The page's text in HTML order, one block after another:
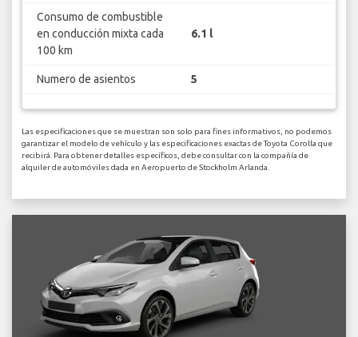
Consumo de combustible
en conducción mixta cada
100 km
6.1 l
Numero de asientos 5
Las especificaciones que se muestran son solo para fines informativos, no podemos
garantizar el modelo de vehículo y las especificaciones exactas de Toyota Corolla que
recibirá. Para obtener detalles específicos, debe consultar con la compañía de
alquiler de automóviles dada en Aeropuerto de Stockholm Arlanda.